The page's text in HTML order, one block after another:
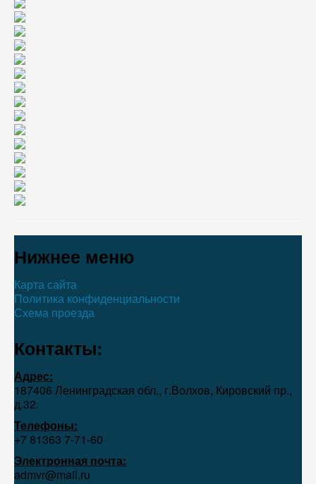
Нижнее меню
Карта сайта
Политика конфиденциальности
Схема проезда
Контакты:
Адрес:
187406 Ленинградская обл., г.Волхов, Кировский пр.,
д.32.
Телефоны:
+7 81363 7‑71-60
Электронная почта:
admvr@mail.ru